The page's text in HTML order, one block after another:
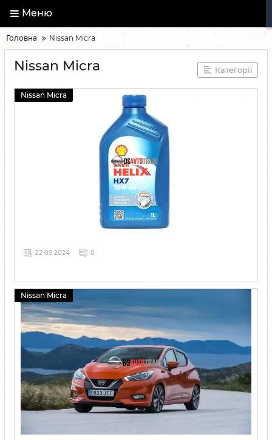
Меню
Головна Nissan Micra
Nissan Micra Категорії
Nissan Micra
22 09 2024 0
Nissan Micra